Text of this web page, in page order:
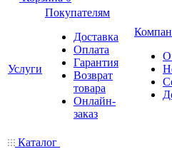
Услуги
Покупателям
Доставка
Оплата
Гарантия
Возврат
товара
Онлайн-
заказ
О
Каталог